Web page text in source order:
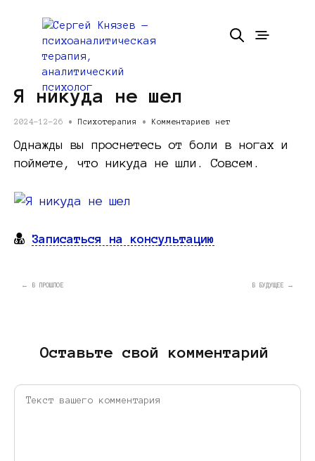
Я никуда не шел
2024-12-26 • Психотерапия • Комментариев нет
Однажды вы проснетесь от боли в ногах и
поймете, что никуда не шли. Совсем.
Записаться на консультацию
← В ПРОШЛОЕ В БУДУЩЕЕ →
Оставьте свой комментарий